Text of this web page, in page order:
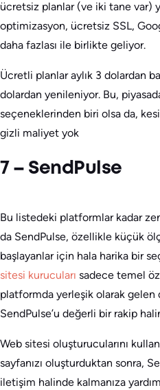
ücretsiz planlar (ve iki tane var)
optimizasyon, ücretsiz SSL,
daha fazlası ile birlikte geliyor.
Ücretli planlar aylık 3 dolardan
dolardan yenileniyor. Bu,
seçeneklerinden biri olsa da,
gizli maliyet yok
7 – SendPulse
Bu listedeki platformlar kadar
da SendPulse, özellikle küçük
başlayanlar için hala harika bir
sitesi kurucuları sadece temel
platformda yerleşik olarak gelen
SendPulse’u değerli bir rakip
Web sitesi oluşturucularını
sayfanızı oluşturduktan sonra,
iletişim halinde kalmanıza